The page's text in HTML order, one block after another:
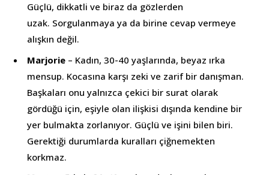
Güçlü, dikkatli ve biraz da gözlerden
uzak. Sorgulanmaya ya da birine cevap vermeye
alışkın değil.
Marjorie – Kadın, 30-40 yaşlarında, beyaz ırka
mensup. Kocasına karşı zeki ve zarif bir danışman.
Başkaları onu yalnızca çekici bir surat olarak
gördüğü için, eşiyle olan ilişkisi dışında kendine bir
yer bulmakta zorlanıyor. Güçlü ve işini bilen biri.
Gerektiği durumlarda kuralları çiğnemekten
korkmaz.